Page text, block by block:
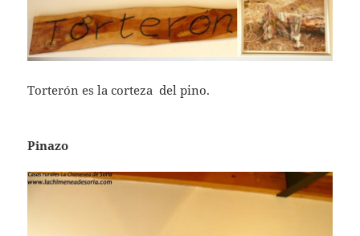
Torterón es la corteza del pino.
Pinazo